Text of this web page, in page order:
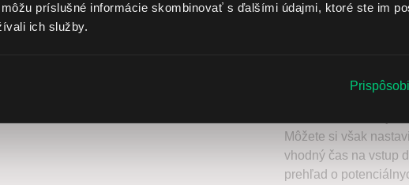
príslušné informácie skombinovať s ďalšími údajmi, ktoré ste im
ich služby.
Trh sa neustále
Sledovanie trhu a
Môžete si však
vhodný čas na vstup
prehľad o